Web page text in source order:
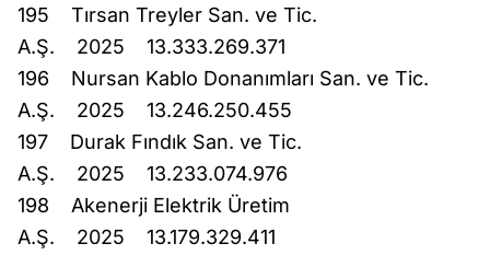
195 Tırsan Treyler San. ve Tic.
A.Ş. 2025 13.333.269.371
196 Nursan Kablo Donanımları San. ve Tic.
A.Ş. 2025 13.246.250.455
197 Durak Fındık San. ve Tic.
A.Ş. 2025 13.233.074.976
198 Akenerji Elektrik Üretim
A.Ş. 2025 13.179.329.411